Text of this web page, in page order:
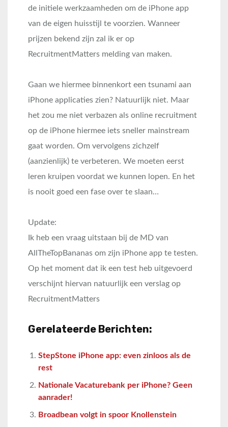
de initiele werkzaamheden om de iPhone app
van de eigen huisstijl te voorzien. Wanneer
prijzen bekend zijn zal ik er op
RecruitmentMatters melding van maken.
Gaan we hiermee binnenkort een tsunami aan
iPhone applicaties zien? Natuurlijk niet. Maar
het zou me niet verbazen als online recruitment
op de iPhone hiermee iets sneller mainstream
gaat worden. Om vervolgens zichzelf
(aanzienlijk) te verbeteren. We moeten eerst
leren kruipen voordat we kunnen lopen. En het
is nooit goed een fase over te slaan…
Update:
Ik heb een vraag uitstaan bij de MD van
AllTheTopBananas om zijn iPhone app te testen.
Op het moment dat ik een test heb uitgevoerd
verschijnt hiervan natuurlijk een verslag op
RecruitmentMatters
Gerelateerde Berichten:
StepStone iPhone app: even zinloos als de
rest
Nationale Vacaturebank per iPhone? Geen
aanrader!
Broadbean volgt in spoor Knollenstein